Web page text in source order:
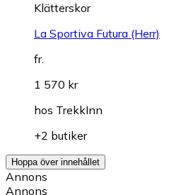
Klätterskor
La Sportiva Futura (Herr)
fr.
1 570 kr
hos TrekkInn
+2 butiker
Hoppa över innehållet
Annons
Annons